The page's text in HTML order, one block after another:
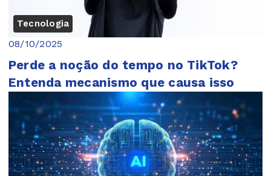
Tecnologia
08/10/2025
Perde a noção do tempo no TikTok?
Entenda mecanismo que causa isso